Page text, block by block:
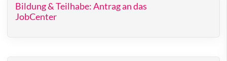
Bildung & Teilhabe: Antrag an das
JobCenter